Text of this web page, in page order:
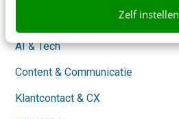
Zelf instellen
AI & Tech
Content & Communicatie
Klantcontact & CX